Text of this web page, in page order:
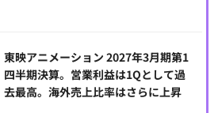
東映アニメーション 2027年3月期第1
四半期決算。営業利益は1Qとして過
去最高。海外売上比率はさらに上昇